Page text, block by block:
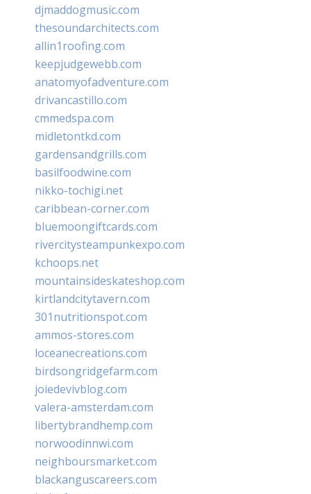
djmaddogmusic.com
thesoundarchitects.com
allin1roofing.com
keepjudgewebb.com
anatomyofadventure.com
drivancastillo.com
cmmedspa.com
midletontkd.com
gardensandgrills.com
basilfoodwine.com
nikko-tochigi.net
caribbean-corner.com
bluemoongiftcards.com
rivercitysteampunkexpo.com
kchoops.net
mountainsideskateshop.com
kirtlandcitytavern.com
301nutritionspot.com
ammos-stores.com
loceanecreations.com
birdsongridgefarm.com
joiedevivblog.com
valera-amsterdam.com
libertybrandhemp.com
norwoodinnwi.com
neighboursmarket.com
blackanguscareers.com